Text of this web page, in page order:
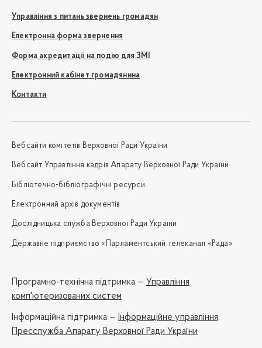
Управління з питань звернень громадян
Електронна форма звернення
Форма акредитації на подію для ЗМІ
Електронний кабінет громадянина
Контакти
Вебсайти комітетів Верховної Ради України
Вебсайт Управління кадрів Апарату Верховної Ради України
Бібліотечно-бібліографічні ресурси
Електронний архів документів
Дослідницька служба Верховної Ради України
Державне підприємство «Парламентський телеканал «Рада»
Програмно-технічна підтримка — Управління
комп'ютеризованих систем
Iнформаційна підтримка — Інформаційне управління,
Пресслужба Апарату Верховної Ради України